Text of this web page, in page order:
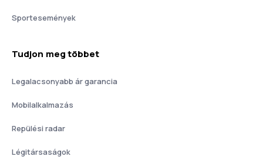
Sportesemények
Tudjon meg többet
Legalacsonyabb ár garancia
Mobilalkalmazás
Repülési radar
Légitársaságok